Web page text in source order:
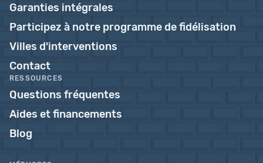
Garanties intégrales
Participez à notre programme de fidélisation
Villes d'interventions
Contact
RESSOURCES
Questions fréquentes
Aides et financements
Blog